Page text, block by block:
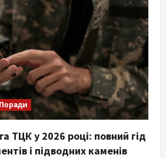
Поради
ТЦК у 2026 році: повний гід
і підводних каменів